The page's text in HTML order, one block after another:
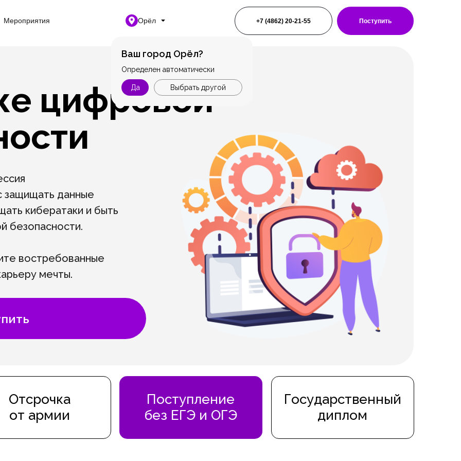
Мероприятия Орёл +7 (4862) 20-21-55 Поступить
Ваш город Орёл?
Да Выбрать другой
Определен автоматически
защищать данные
кибератаки и быть
безопасности.
востребованные
мечты.
цифровой
Государственный
диплом
Отсрочка
от армии
Поступление
без ЕГЭ и ОГЭ
ФГОС,
обучение создано
и под актуальные
навыки на
что используется в
безопасность.
получите